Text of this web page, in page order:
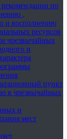
по
,
и восполнению
ресурсов
чрезвычайных
и
пункт
в чрезвычайных
и
мест